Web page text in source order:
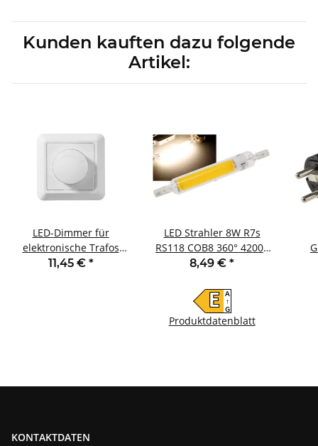
Kunden kauften dazu folgende
Artikel:
LED-Dimmer für
elektronische Trafos
McPower Cup
11,45 € *
LED Strahler 8W R7s
RS118 COB8 360° 4200k
950lm 118mm
8,49 € *
E A
↑
G
Produktdatenblatt
KONTAKTDATEN